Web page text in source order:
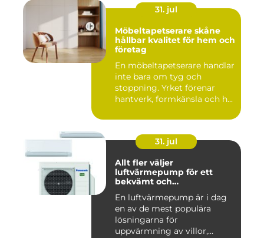
31. jul
Möbeltapetserare skåne
hållbar kvalitet för hem och
företag
En möbeltapetserare handlar
inte bara om tyg och
stoppning. Yrket förenar
hantverk, formkänsla och h...
31. jul
Allt fler väljer
luftvärmepump för ett
bekvämt och
En luftvärmepump är i dag
en av de mest populära
lösningarna för
uppvärmning av villor,